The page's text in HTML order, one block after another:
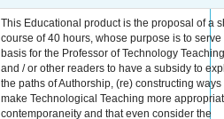
This Educational product is the proposal of a
course of 40 hours, whose purpose is to serve
basis for the Professor of Technology Teaching
and / or other readers to have a subsidy to
the paths of Authorship, (re) constructing ways
make Technological Teaching more
contemporaneity and that even consider the